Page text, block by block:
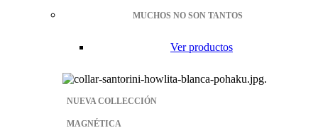
MUCHOS NO SON TANTOS
Ver productos
NUEVA COLLECCIÓN
MAGNÉTICA